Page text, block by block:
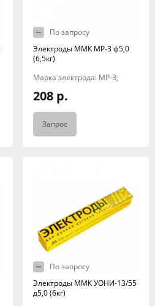
По запросу
Электроды ММК МР-3 ф5,0
(6,5кг)
Марка электрода: МР-3;
208 р.
Запрос
По запросу
Электроды ММК УОНИ-13/55
д5,0 (6кг)